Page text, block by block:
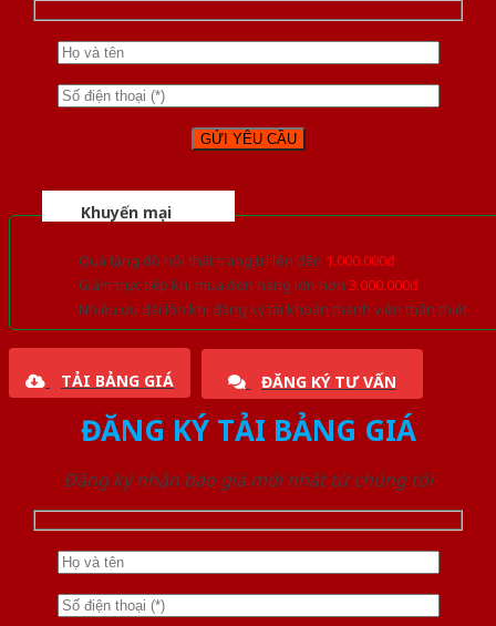
Khuyến mại
Quà tặng đồ nội thất trang trí lên đến 1.000.000đ
Giảm trực tiếp khi mua đơn hàng lớn hơn 3.000.000đ
Nhiều ưu đãi lớn khi đăng ký tài khoản thành viên thân thiết
TẢI BẢNG GIÁ ĐĂNG KÝ TƯ VẤN
ĐĂNG KÝ TẢI BẢNG GIÁ
Đăng ký nhận báo giá mới nhất từ chúng tôi